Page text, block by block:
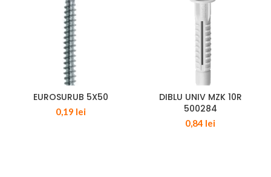
EUROSURUB 5X50
0,19 lei
DIBLU UNIV MZK 10R
500284
0,84 lei